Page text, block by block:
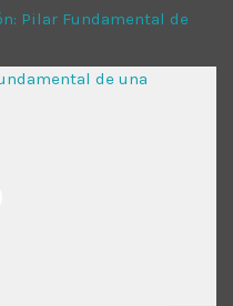
Pilar Fundamental de